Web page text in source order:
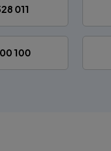
011
100